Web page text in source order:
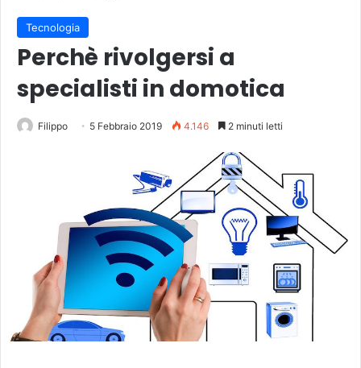
Tecnologia
Perchè rivolgersi a
specialisti in domotica
Filippo 5 Febbraio 2019 4.146 2 minuti letti